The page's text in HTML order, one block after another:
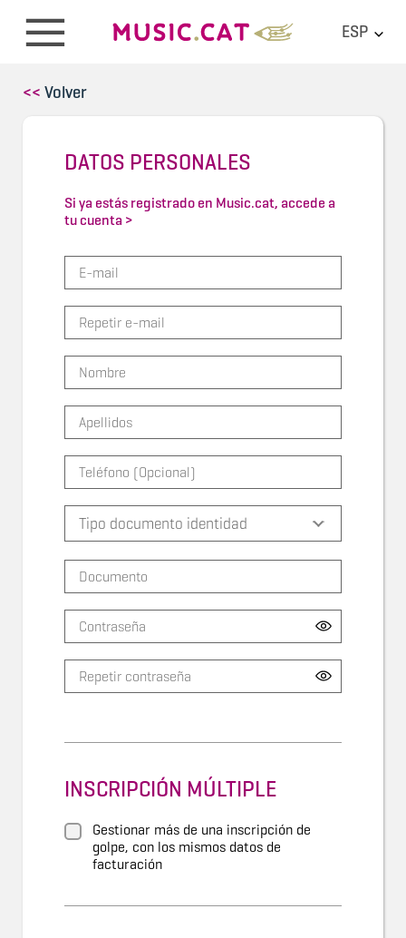
ESP
<< Volver
DATOS PERSONALES
Si ya estás registrado en Music.cat, accede a
tu cuenta >
INSCRIPCIÓN MÚLTIPLE
Gestionar más de una inscripción de
golpe, con los mismos datos de
facturación